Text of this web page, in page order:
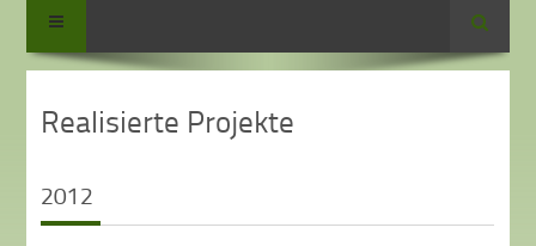
Suche
Realisierte Projekte
2012